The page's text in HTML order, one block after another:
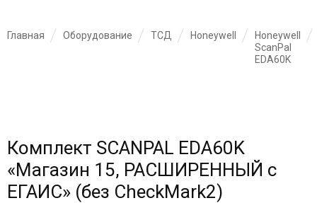
Главная Оборудование ТСД Honeywell
Honeywell
ScanPal
EDA60K
Комплект SCANPAL EDA60K
«Магазин 15, РАСШИРЕННЫЙ с
ЕГАИС» (без CheckMark2)